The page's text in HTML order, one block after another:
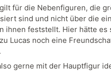
für die Nebenfiguren, die
sind und nicht über die
ihnen feststellt. Hier hätte
Lucas noch eine
gerne mit der Hauptfigur